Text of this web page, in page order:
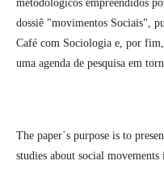
metodológicos empreendidos
dossiê "movimentos Sociais",
Café com Sociologia e, por fim,
uma agenda de pesquisa em
The paper´s purpose is to
studies about social